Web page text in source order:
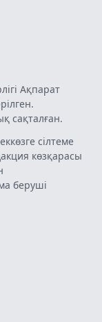
Ақпарат
сақталған.
сілтеме
көзқарасы
беруші